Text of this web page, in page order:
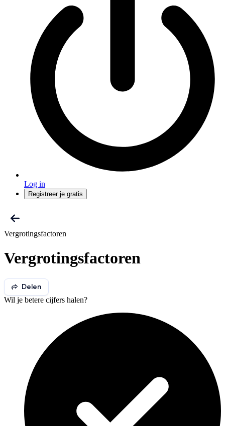
Log in
Registreer je gratis
Vergrotingsfactoren
Vergrotingsfactoren
Delen
Wil je betere cijfers halen?